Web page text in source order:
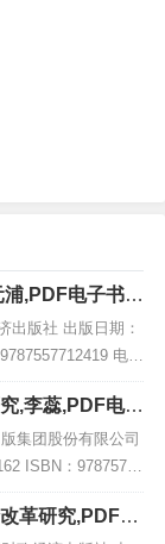
,PDF电子书下
出版社 出版日期：
电子
格式] 内容简介 该
,李蕊,PDF电子
集团股份有限公司
ISBN：97875731
扫描版PDF格式]
革研究,PDF电